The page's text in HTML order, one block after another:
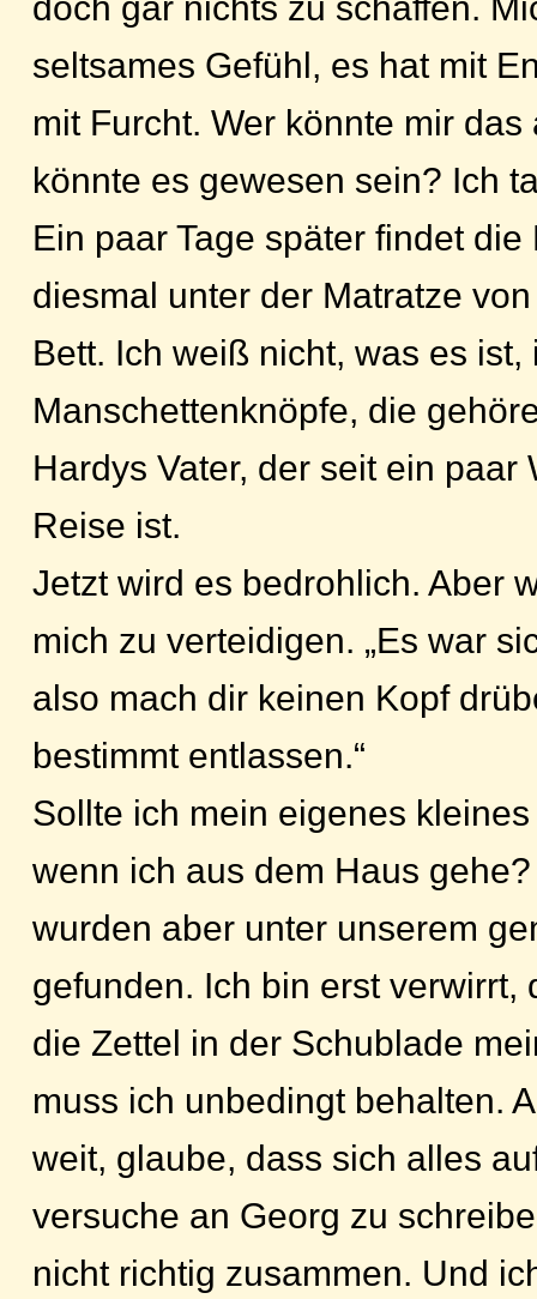
seltsames Gefühl, es hat mit
mit Furcht. Wer könnte mir
könnte es gewesen sein? Ich
Ein paar Tage später findet
diesmal unter der Matratze
Bett. Ich weiß nicht, was es
Manschettenknöpfe, die
Hardys Vater, der seit ein paar
Reise ist.
Jetzt wird es bedrohlich. Aber
mich zu verteidigen. „Es war
also mach dir keinen Kopf
bestimmt entlassen.“
Sollte ich mein eigenes
wenn ich aus dem Haus
wurden aber unter unserem
gefunden. Ich bin erst verwirrt,
die Zettel in der Schublade
muss ich unbedingt behalten.
weit, glaube, dass sich alles
versuche an Georg zu
nicht richtig zusammen. Und